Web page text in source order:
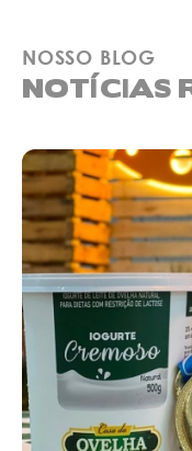
NOSSO BLOG
NOTÍCIAS